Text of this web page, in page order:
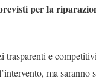
per la
trasparenti e
ma saranno